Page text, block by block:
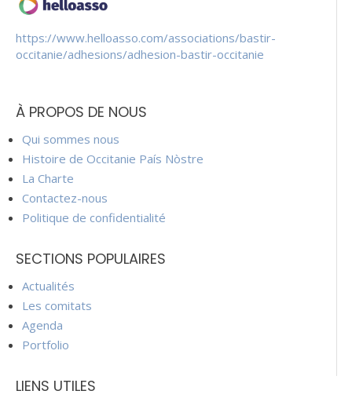
https://www.helloasso.com/associations/bastir-
occitanie/adhesions/adhesion-bastir-occitanie
À PROPOS DE NOUS
Qui sommes nous
Histoire de Occitanie País Nòstre
La Charte
Contactez-nous
Politique de confidentialité
SECTIONS POPULAIRES
Actualités
Les comitats
Agenda
Portfolio
LIENS UTILES